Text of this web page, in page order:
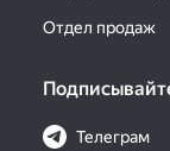
Отдел продаж
Телеграм